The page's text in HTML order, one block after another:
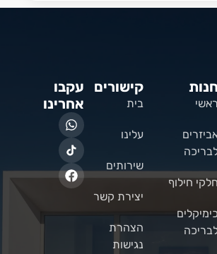
חנות
ראשי
חלקי חילוף
כימיקלים
קישורים
בית
עלינו
שירותים
יצירת קשר
הצהרת
נגישות
עקבו
אחרינו